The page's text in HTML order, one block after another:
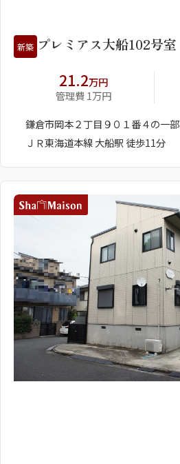
新築 プレミアス大船102号室
21.2万円
管理費 1万円
鎌倉市岡本２丁目９０１番４の一部
ＪＲ東海道本線 大船駅 徒歩11分